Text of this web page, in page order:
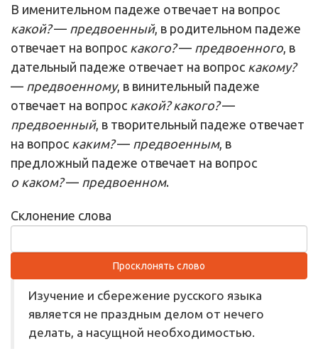
В именительном падеже отвечает на вопрос
какой?— предвоенный, в родительном падеже
отвечает на вопрос какого?— предвоенного, в
дательный падеже отвечает на вопрос какому?
— предвоенному, в винительный падеже
отвечает на вопрос какой? какого?—
предвоенный, в творительный падеже отвечает
на вопрос каким?— предвоенным, в
предложный падеже отвечает на вопрос
о каком?— предвоенном.
Склонение слова
Просклонять слово
Изучение и сбережение русского языка
является не праздным делом от нечего
делать, а насущной необходимостью.